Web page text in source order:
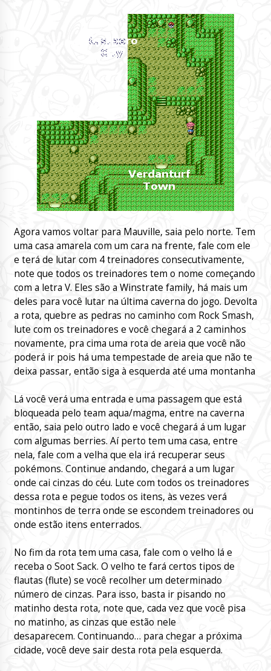
Agora vamos voltar para Mauville, saia pelo norte. Tem
uma casa amarela com um cara na frente, fale com ele
e terá de lutar com 4 treinadores consecutivamente,
note que todos os treinadores tem o nome começando
com a letra V. Eles são a Winstrate family, há mais um
deles para você lutar na última caverna do jogo. Devolta
a rota, quebre as pedras no caminho com Rock Smash,
lute com os treinadores e você chegará a 2 caminhos
novamente, pra cima uma rota de areia que você não
poderá ir pois há uma tempestade de areia que não te
deixa passar, então siga à esquerda até uma montanha
Lá você verá uma entrada e uma passagem que está
bloqueada pelo team aqua/magma, entre na caverna
então, saia pelo outro lado e você chegará á um lugar
com algumas berries. Aí perto tem uma casa, entre
nela, fale com a velha que ela irá recuperar seus
pokémons. Continue andando, chegará a um lugar
onde cai cinzas do céu. Lute com todos os treinadores
dessa rota e pegue todos os itens, às vezes verá
montinhos de terra onde se escondem treinadores ou
onde estão itens enterrados.
No fim da rota tem uma casa, fale com o velho lá e
receba o Soot Sack. O velho te fará certos tipos de
flautas (flute) se você recolher um determinado
número de cinzas. Para isso, basta ir pisando no
matinho desta rota, note que, cada vez que você pisa
no matinho, as cinzas que estão nele
desaparecem. Continuando… para chegar a próxima
cidade, você deve sair desta rota pela esquerda.